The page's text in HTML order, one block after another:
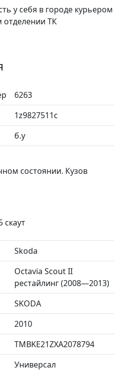
у себя в городе курьером
ТК
6263
1z9827511c
б.у
состоянии. Кузов
скаут
Skoda
Octavia Scout II
рестайлинг (2008—2013)
SKODA
2010
TMBKE21ZXA2078794
Универсал